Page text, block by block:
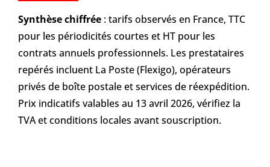
Synthèse chiffrée : tarifs observés en France, TTC
pour les périodicités courtes et HT pour les
contrats annuels professionnels. Les prestataires
repérés incluent La Poste (Flexigo), opérateurs
privés de boîte postale et services de réexpédition.
Prix indicatifs valables au 13 avril 2026, vérifiez la
TVA et conditions locales avant souscription.